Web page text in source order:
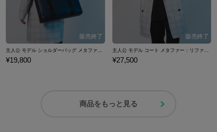
¥19,800 ¥27,500
商品をもっと見る